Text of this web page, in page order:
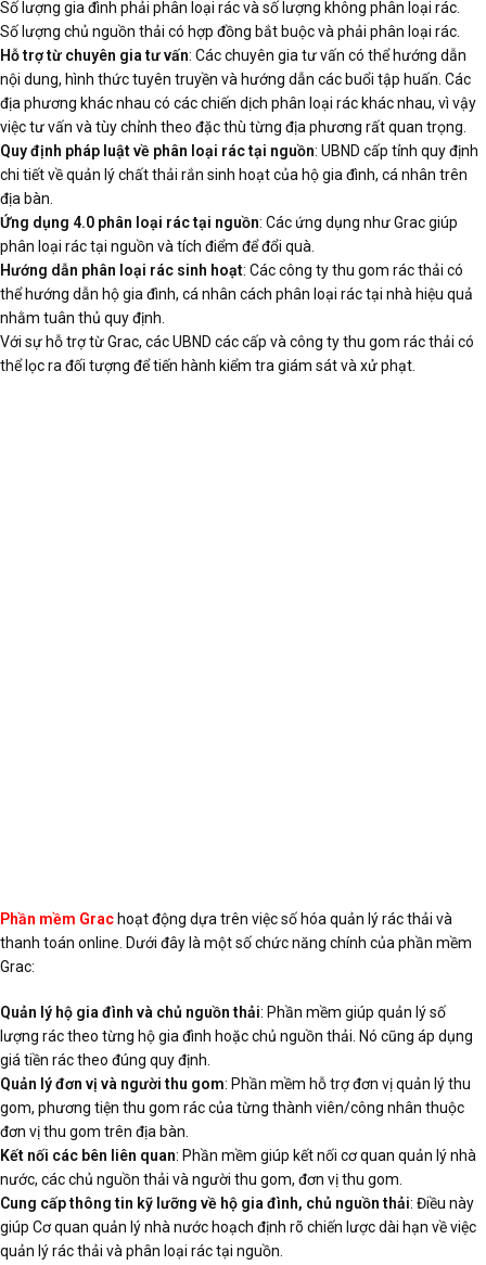
Số lượng gia đình phải phân loại rác và số lượng không phân loại rác.
Số lượng chủ nguồn thải có hợp đồng bắt buộc và phải phân loại rác.
Hỗ trợ từ chuyên gia tư vấn: Các chuyên gia tư vấn có thể hướng dẫn
nội dung, hình thức tuyên truyền và hướng dẫn các buổi tập huấn. Các
địa phương khác nhau có các chiến dịch phân loại rác khác nhau, vì vậy
việc tư vấn và tùy chỉnh theo đặc thù từng địa phương rất quan trọng.
Quy định pháp luật về phân loại rác tại nguồn: UBND cấp tỉnh quy định
chi tiết về quản lý chất thải rắn sinh hoạt của hộ gia đình, cá nhân trên
địa bàn.
Ứng dụng 4.0 phân loại rác tại nguồn: Các ứng dụng như Grac giúp
phân loại rác tại nguồn và tích điểm để đổi quà.
Hướng dẫn phân loại rác sinh hoạt: Các công ty thu gom rác thải có
thể hướng dẫn hộ gia đình, cá nhân cách phân loại rác tại nhà hiệu quả
nhằm tuân thủ quy định.
Với sự hỗ trợ từ Grac, các UBND các cấp và công ty thu gom rác thải có
thể lọc ra đối tượng để tiến hành kiểm tra giám sát và xử phạt.
Phần mềm Grac hoạt động dựa trên việc số hóa quản lý rác thải và
thanh toán online. Dưới đây là một số chức năng chính của phần mềm
Grac:
Quản lý hộ gia đình và chủ nguồn thải: Phần mềm giúp quản lý số
lượng rác theo từng hộ gia đình hoặc chủ nguồn thải. Nó cũng áp dụng
giá tiền rác theo đúng quy định.
Quản lý đơn vị và người thu gom: Phần mềm hỗ trợ đơn vị quản lý thu
gom, phương tiện thu gom rác của từng thành viên/công nhân thuộc
đơn vị thu gom trên địa bàn.
Kết nối các bên liên quan: Phần mềm giúp kết nối cơ quan quản lý nhà
nước, các chủ nguồn thải và người thu gom, đơn vị thu gom.
Cung cấp thông tin kỹ lưỡng về hộ gia đình, chủ nguồn thải: Điều này
giúp Cơ quan quản lý nhà nước hoạch định rõ chiến lược dài hạn về việc
quản lý rác thải và phân loại rác tại nguồn.